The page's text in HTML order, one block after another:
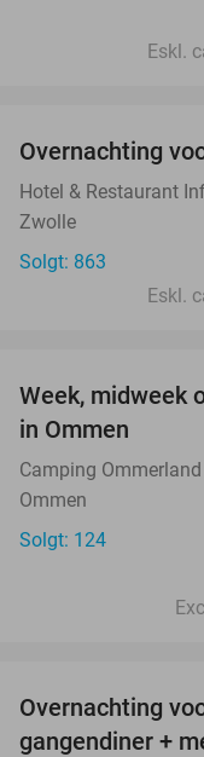
Eskl.
Overnachting
Hotel & Restaurant
Zwolle
Solgt: 863
Eskl.
Week, midweek
in Ommen
Camping Ommerland
Ommen
Solgt: 124
Overnachting
gangendiner +